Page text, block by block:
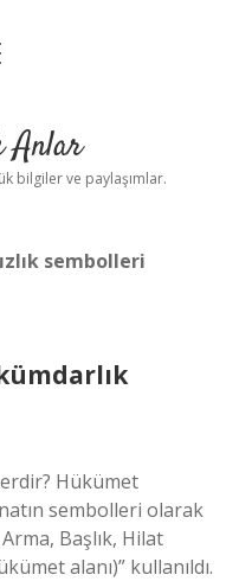
Anlar
bilgiler ve paylaşımlar.
sembolleri
Hükümet
sembolleri olarak
Başlık, Hilat
alanı)” kullanıldı.